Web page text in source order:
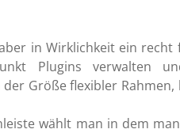
in Wirklichkeit ein
Plugins verwalten
Größe flexibler
wählt man in dem